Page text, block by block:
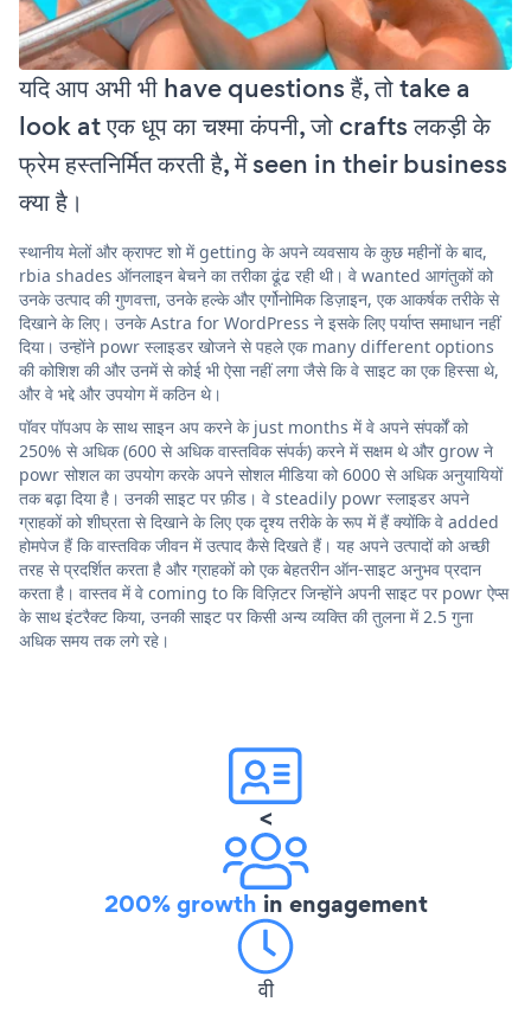
यदि आप अभी भी have questions हैं, तो take a
look at एक धूप का चश्मा कंपनी, जो crafts लकड़ी के
फ्रेम हस्तनिर्मित करती है, में seen in their business
क्या है।
स्थानीय मेलों और क्राफ्ट शो में getting के अपने व्यवसाय के कुछ महीनों के बाद,
rbia shades ऑनलाइन बेचने का तरीका ढूंढ रही थी। वे wanted आगंतुकों को
उनके उत्पाद की गुणवत्ता, उनके हल्के और एर्गोनोमिक डिज़ाइन, एक आकर्षक तरीके से
दिखाने के लिए। उनके Astra for WordPress ने इसके लिए पर्याप्त समाधान नहीं
दिया। उन्होंने powr स्लाइडर खोजने से पहले एक many different options
की कोशिश की और उनमें से कोई भी ऐसा नहीं लगा जैसे कि वे साइट का एक हिस्सा थे,
और वे भद्दे और उपयोग में कठिन थे।
पॉवर पॉपअप के साथ साइन अप करने के just months में वे अपने संपर्कों को
250% से अधिक (600 से अधिक वास्तविक संपर्क) करने में सक्षम थे और grow ने
powr सोशल का उपयोग करके अपने सोशल मीडिया को 6000 से अधिक अनुयायियों
तक बढ़ा दिया है। उनकी साइट पर फ़ीड। वे steadily powr स्लाइडर अपने
ग्राहकों को शीघ्रता से दिखाने के लिए एक दृश्य तरीके के रूप में हैं क्योंकि वे added
होमपेज हैं कि वास्तविक जीवन में उत्पाद कैसे दिखते हैं। यह अपने उत्पादों को अच्छी
तरह से प्रदर्शित करता है और ग्राहकों को एक बेहतरीन ऑन-साइट अनुभव प्रदान
करता है। वास्तव में वे coming to कि विज़िटर जिन्होंने अपनी साइट पर powr ऐप्स
के साथ इंटरैक्ट किया, उनकी साइट पर किसी अन्य व्यक्ति की तुलना में 2.5 गुना
अधिक समय तक लगे रहे।
<
200% growth in engagement
वी